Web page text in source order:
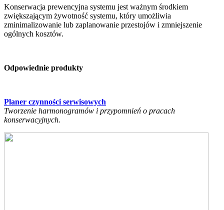
Konserwacja prewencyjna systemu jest ważnym środkiem
zwiększającym żywotność systemu, który umożliwia
zminimalizowanie lub zaplanowanie przestojów i zmniejszenie
ogólnych kosztów.
Odpowiednie produkty
Planer czynności serwisowych
Tworzenie harmonogramów i przypomnień o pracach
konserwacyjnych.